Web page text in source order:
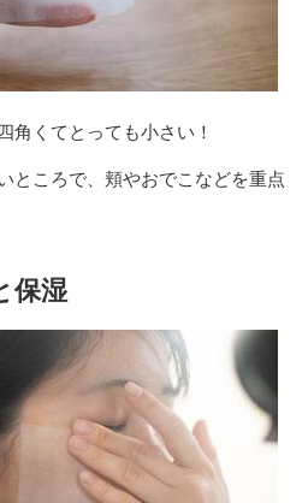
角くてとっても小さい！
ところで、頬やおでこなどを重点
保湿